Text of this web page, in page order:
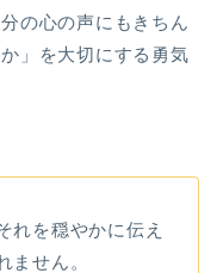
の心の声にもきちん
」を大切にする勇気
れを穏やかに伝え
ません。